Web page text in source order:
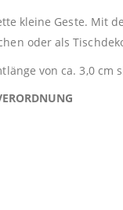
kleine Geste. Mit
oder als
von ca. 3,0 cm